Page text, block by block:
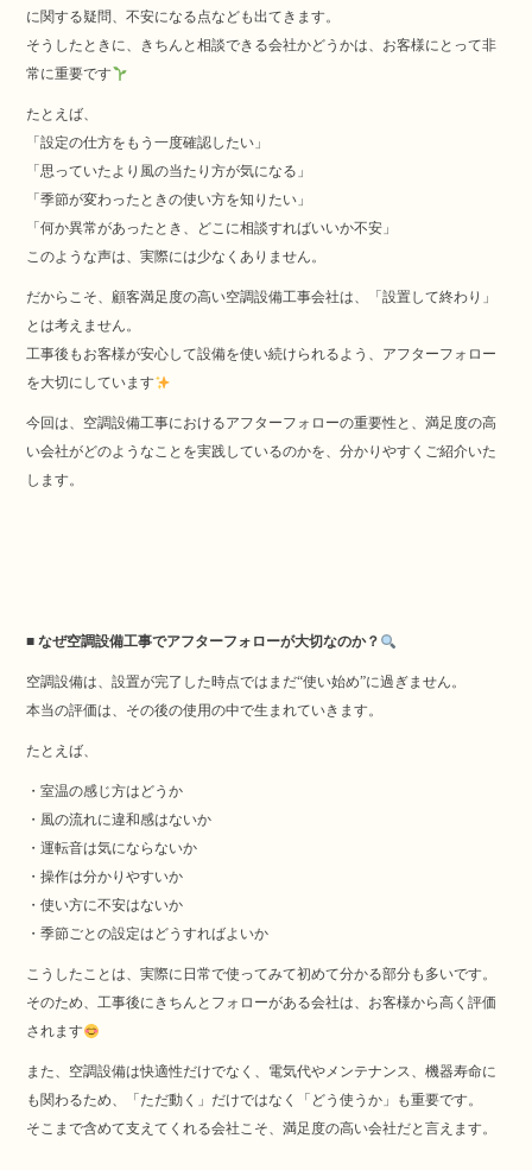
に関する疑問、不安になる点なども出てきます。
そうしたときに、きちんと相談できる会社かどうかは、お客様にとって非
常に重要です
たとえば、
「設定の仕方をもう一度確認したい」
「思っていたより風の当たり方が気になる」
「季節が変わったときの使い方を知りたい」
「何か異常があったとき、どこに相談すればいいか不安」
このような声は、実際には少なくありません。
だからこそ、顧客満足度の高い空調設備工事会社は、「設置して終わり」
とは考えません。
工事後もお客様が安心して設備を使い続けられるよう、アフターフォロー
を大切にしています
今回は、空調設備工事におけるアフターフォローの重要性と、満足度の高
い会社がどのようなことを実践しているのかを、分かりやすくご紹介いた
します。
■ なぜ空調設備工事でアフターフォローが大切なのか？
空調設備は、設置が完了した時点ではまだ“使い始め”に過ぎません。
本当の評価は、その後の使用の中で生まれていきます。
たとえば、
・室温の感じ方はどうか
・風の流れに違和感はないか
・運転音は気にならないか
・操作は分かりやすいか
・使い方に不安はないか
・季節ごとの設定はどうすればよいか
こうしたことは、実際に日常で使ってみて初めて分かる部分も多いです。
そのため、工事後にきちんとフォローがある会社は、お客様から高く評価
されます
また、空調設備は快適性だけでなく、電気代やメンテナンス、機器寿命に
も関わるため、「ただ動く」だけではなく「どう使うか」も重要です。
そこまで含めて支えてくれる会社こそ、満足度の高い会社だと言えます。